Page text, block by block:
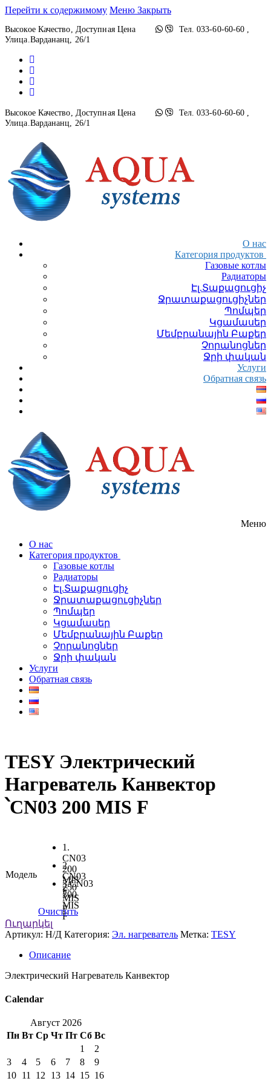
Перейти к содержимому Меню Закрыть
Высокое Качество, Доступная Цена
Тел. 033-60-60-60 ,
Улица.Вардананц, 26/1
Высокое Качество, Доступная Цена
Тел. 033-60-60-60 ,
Улица.Вардананц, 26/1
О нас
Категория продуктов
Газовые котлы
Радиаторы
Էլ.Տաքացուցիչ
Ջրատաքացուցիչներ
Պոմպեր
Կցամասեր
Մեմբրանային Բաքեր
Չորանոցներ
Ջրի փական
Услуги
Обратная связь
Меню
О нас
Категория продуктов
Газовые котлы
Радиаторы
Էլ.Տաքացուցիչ
Ջրատաքացուցիչներ
Պոմպեր
Կցամասեր
Մեմբրանային Բաքեր
Չորանոցներ
Ջրի փական
Услуги
Обратная связь
TESY Электрический
Нагреватель Канвектор
՝CN03 200 MIS F
Модель
1.
CN03
200
MIS
F
2.
CN03
250
MIS
F
3.CN03
300
MIS
F
Очистить
Ուղարկել
Артикул: Н/Д Категория: Эл. нагреватель Метка: TESY
Описание
Электрический Нагреватель Канвектор
Calendar
Август 2026
Пн Вт Ср Чт Пт Сб Вс
1
2
3
4 5 6 7 8
9
10 11 12 13 14 15 16